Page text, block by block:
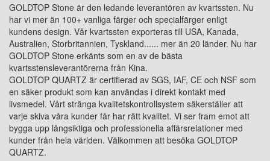
GOLDTOP Stone är den ledande leverantören av kvartssten. Nu
har vi mer än 100+ vanliga färger och specialfärger enligt
kundens design. Vår kvartssten exporteras till USA, Kanada,
Australien, Storbritannien, Tyskland...... mer än 20 länder. Nu har
GOLDTOP Stone erkänts som en av de bästa
kvartsstensleverantörerna från Kina.
GOLDTOP QUARTZ är certifierad av SGS, IAF, CE och NSF som
en säker produkt som kan användas i direkt kontakt med
livsmedel. Vårt stränga kvalitetskontrollsystem säkerställer att
varje skiva våra kunder får har rätt kvalitet. Vi ser fram emot att
bygga upp långsiktiga och professionella affärsrelationer med
kunder från hela världen. Välkommen att besöka GOLDTOP
QUARTZ.